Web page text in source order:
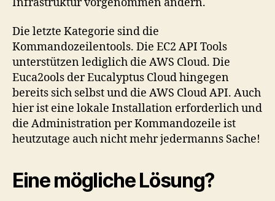
Die letzte Kategorie sind die
Kommandozeilentools. Die EC2 API Tools
unterstützen lediglich die AWS Cloud. Die
Euca2ools der Eucalyptus Cloud hingegen
bereits sich selbst und die AWS Cloud API. Auch
hier ist eine lokale Installation erforderlich und
die Administration per Kommandozeile ist
heutzutage auch nicht mehr jedermanns Sache!
Eine mögliche Lösung?